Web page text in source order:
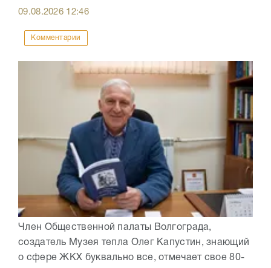
09.08.2026 12:46
Комментарии
Член Общественной палаты Волгограда,
создатель Музея тепла Олег Капустин, знающий
о сфере ЖКХ буквально все, отмечает свое 80-